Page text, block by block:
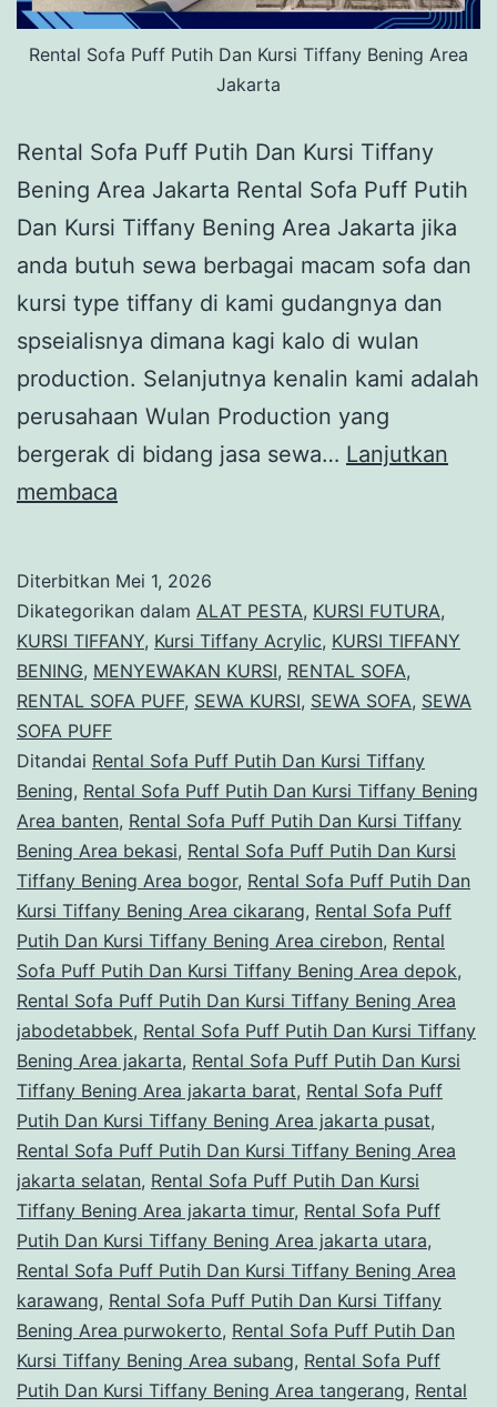
Rental Sofa Puff Putih Dan Kursi Tiffany Bening Area
Jakarta
Rental Sofa Puff Putih Dan Kursi Tiffany
Bening Area Jakarta Rental Sofa Puff Putih
Dan Kursi Tiffany Bening Area Jakarta jika
anda butuh sewa berbagai macam sofa dan
kursi type tiffany di kami gudangnya dan
spseialisnya dimana kagi kalo di wulan
production. Selanjutnya kenalin kami adalah
perusahaan Wulan Production yang
bergerak di bidang jasa sewa… Lanjutkan
membaca
Putih
Dan
Kursi
Tiffany
Bening
Area
Jakarta
Diterbitkan Mei 1, 2026
Dikategorikan dalam ALAT PESTA, KURSI FUTURA,
KURSI TIFFANY, Kursi Tiffany Acrylic, KURSI TIFFANY
BENING, MENYEWAKAN KURSI, RENTAL SOFA,
RENTAL SOFA PUFF, SEWA KURSI, SEWA SOFA, SEWA
SOFA PUFF
Ditandai Rental Sofa Puff Putih Dan Kursi Tiffany
Bening, Rental Sofa Puff Putih Dan Kursi Tiffany Bening
Area banten, Rental Sofa Puff Putih Dan Kursi Tiffany
Bening Area bekasi, Rental Sofa Puff Putih Dan Kursi
Tiffany Bening Area bogor, Rental Sofa Puff Putih Dan
Kursi Tiffany Bening Area cikarang, Rental Sofa Puff
Putih Dan Kursi Tiffany Bening Area cirebon, Rental
Sofa Puff Putih Dan Kursi Tiffany Bening Area depok,
Rental Sofa Puff Putih Dan Kursi Tiffany Bening Area
jabodetabbek, Rental Sofa Puff Putih Dan Kursi Tiffany
Bening Area jakarta, Rental Sofa Puff Putih Dan Kursi
Tiffany Bening Area jakarta barat, Rental Sofa Puff
Putih Dan Kursi Tiffany Bening Area jakarta pusat,
Rental Sofa Puff Putih Dan Kursi Tiffany Bening Area
jakarta selatan, Rental Sofa Puff Putih Dan Kursi
Tiffany Bening Area jakarta timur, Rental Sofa Puff
Putih Dan Kursi Tiffany Bening Area jakarta utara,
Rental Sofa Puff Putih Dan Kursi Tiffany Bening Area
karawang, Rental Sofa Puff Putih Dan Kursi Tiffany
Bening Area purwokerto, Rental Sofa Puff Putih Dan
Kursi Tiffany Bening Area subang, Rental Sofa Puff
Putih Dan Kursi Tiffany Bening Area tangerang, Rental